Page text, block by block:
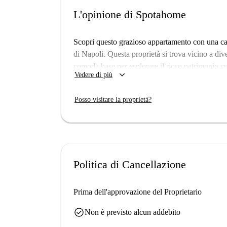
L'opinione di Spotahome
Scopri questo grazioso appartamento con una
di Napoli. Questa proprietà si trova vicino a
comoda base per esplorare il ricco patrimonio
stato verificato personalmente da un agente
Partenope di Francesco Bosoletti e la Chiesa
Vedere di più keyboard_arrow_down
Posso visitare la proprietà?
Politica di Cancellazione
Prima dell'approvazione del Proprietario
check_circleNon è previsto alcun addebito